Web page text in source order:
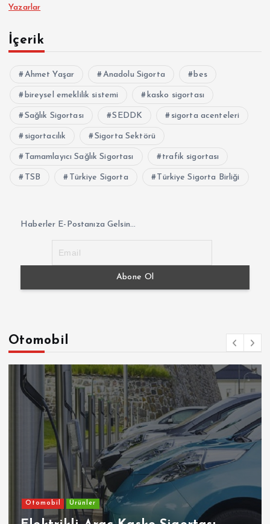
Yazarlar
İçerik
Ahmet Yaşar Anadolu Sigorta bes
bireysel emeklilik sistemi kasko sigortası
Sağlık Sigortası SEDDK sigorta acenteleri
sigortacılık Sigorta Sektörü
Tamamlayıcı Sağlık Sigortası trafik sigortası
TSB Türkiye Sigorta Türkiye Sigorta Birliği
Haberler E-Postanıza Gelsin...
Otomobil
Otomobil Ürünler